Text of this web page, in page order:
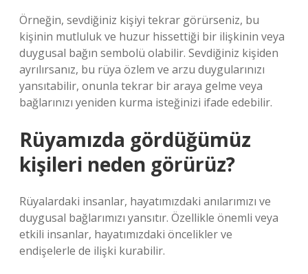
Örneğin, sevdiğiniz kişiyi tekrar görürseniz, bu
kişinin mutluluk ve huzur hissettiği bir ilişkinin veya
duygusal bağın sembolü olabilir. Sevdiğiniz kişiden
ayrılırsanız, bu rüya özlem ve arzu duygularınızı
yansıtabilir, onunla tekrar bir araya gelme veya
bağlarınızı yeniden kurma isteğinizi ifade edebilir.
Rüyamızda gördüğümüz
kişileri neden görürüz?
Rüyalardaki insanlar, hayatımızdaki anılarımızı ve
duygusal bağlarımızı yansıtır. Özellikle önemli veya
etkili insanlar, hayatımızdaki öncelikler ve
endişelerle de ilişki kurabilir.